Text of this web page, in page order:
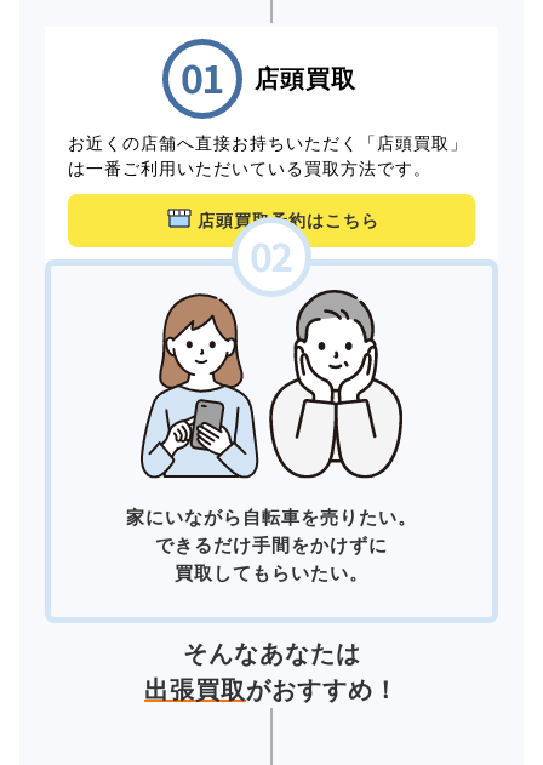
店頭買取
お近くの店舗へ直接お持ちいただく「店頭買取」
は一番ご利用いただいている買取方法です。
店頭買取予約はこちら
家にいながら自転車を売りたい。
できるだけ手間をかけずに
買取してもらいたい。
そんなあなたは
出張買取がおすすめ！